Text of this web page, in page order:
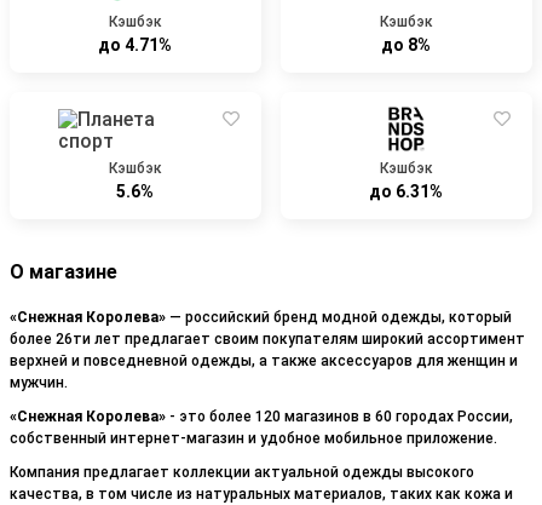
Кэшбэк
до 4.71%
Кэшбэк
до 8%
Кэшбэк
5.6%
Кэшбэк
до 6.31%
О магазине
«Снежная Королева» — российский бренд модной одежды, который
более 26ти лет предлагает своим покупателям широкий ассортимент
верхней и повседневной одежды, а также аксессуаров для женщин и
мужчин.
«Снежная Королева» - это более 120 магазинов в 60 городах России,
собственный интернет-магазин и удобное мобильное приложение.
Компания предлагает коллекции актуальной одежды высокого
качества, в том числе из натуральных материалов, таких как кожа и